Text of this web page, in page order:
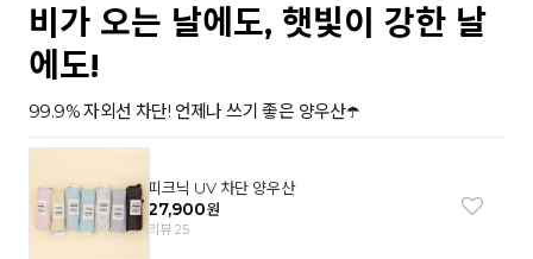
비가 오는 날에도, 햇빛이 강한 날
에도!
99.9% 자외선 차단! 언제나 쓰기 좋은 양우산☂️
피크닉 UV 차단 양우산
27,900원
리뷰 25